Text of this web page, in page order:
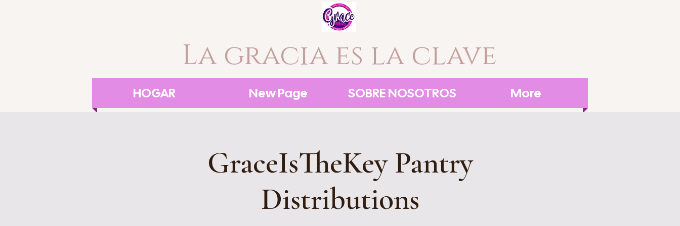
La gracia es la clave
HOGAR New Page SOBRE NOSOTROS More
GraceIsTheKey Pantry
Distributions